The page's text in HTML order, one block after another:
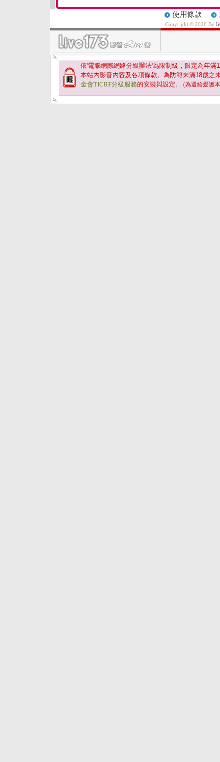
使用條款
Copyright © 2026 By
依'電腦網際網路分級辦法'為限制級，限定為年滿
本站內影音內容及各項條款。為防範未滿18歲之
金會TICRF分級服務的安裝與設定。 (為還給愛護